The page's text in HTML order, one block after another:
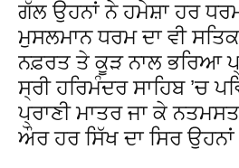
ਗੱਲ ਉਹਨਾਂ ਨੇ ਹਮੇਸ਼ਾ ਹਰ
ਮੁਸਲਮਾਨ ਧਰਮ ਦਾ ਵੀ
ਨਫ਼ਰਤ ਤੇ ਕੂੜ ਨਾਲ ਭਰਿਆ
ਸ੍ਰੀ ਹਰਿਮੰਦਰ ਸਾਹਿਬ ’ਚ
ਪ੍ਰਾਣੀ ਮਾਤਰ ਜਾ ਕੇ
ਔਰ ਹਰ ਸਿੱਖ ਦਾ ਸਿਰ